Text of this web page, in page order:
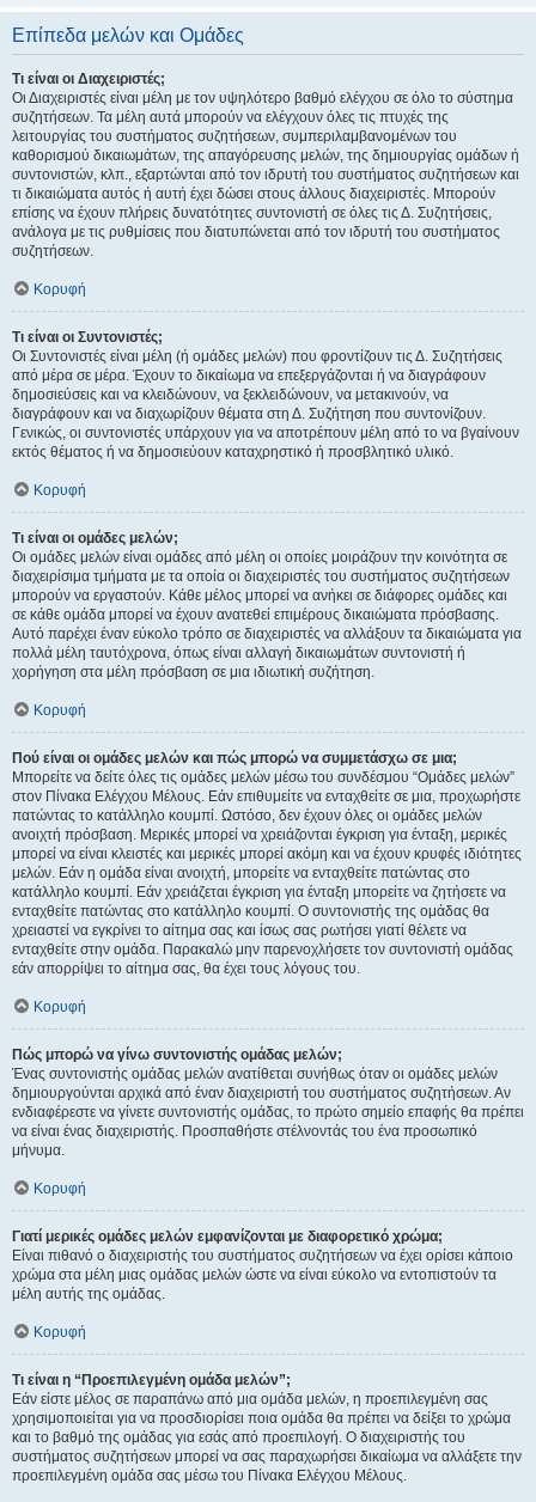
Επίπεδα μελών και Ομάδες
Τι είναι οι Διαχειριστές;
Οι Διαχειριστές είναι μέλη με τον υψηλότερο βαθμό ελέγχου σε όλο το σύστημα
συζητήσεων. Τα μέλη αυτά μπορούν να ελέγχουν όλες τις πτυχές της
λειτουργίας του συστήματος συζητήσεων, συμπεριλαμβανομένων του
καθορισμού δικαιωμάτων, της απαγόρευσης μελών, της δημιουργίας ομάδων ή
συντονιστών, κλπ., εξαρτώνται από τον ιδρυτή του συστήματος συζητήσεων και
τι δικαιώματα αυτός ή αυτή έχει δώσει στους άλλους διαχειριστές. Μπορούν
επίσης να έχουν πλήρεις δυνατότητες συντονιστή σε όλες τις Δ. Συζητήσεις,
ανάλογα με τις ρυθμίσεις που διατυπώνεται από τον ιδρυτή του συστήματος
συζητήσεων.
Κορυφή
Τι είναι οι Συντονιστές;
Οι Συντονιστές είναι μέλη (ή ομάδες μελών) που φροντίζουν τις Δ. Συζητήσεις
από μέρα σε μέρα. Έχουν το δικαίωμα να επεξεργάζονται ή να διαγράφουν
δημοσιεύσεις και να κλειδώνουν, να ξεκλειδώνουν, να μετακινούν, να
διαγράφουν και να διαχωρίζουν θέματα στη Δ. Συζήτηση που συντονίζουν.
Γενικώς, οι συντονιστές υπάρχουν για να αποτρέπουν μέλη από το να βγαίνουν
εκτός θέματος ή να δημοσιεύουν καταχρηστικό ή προσβλητικό υλικό.
Κορυφή
Τι είναι οι ομάδες μελών;
Οι ομάδες μελών είναι ομάδες από μέλη οι οποίες μοιράζουν την κοινότητα σε
διαχειρίσιμα τμήματα με τα οποία οι διαχειριστές του συστήματος συζητήσεων
μπορούν να εργαστούν. Κάθε μέλος μπορεί να ανήκει σε διάφορες ομάδες και
σε κάθε ομάδα μπορεί να έχουν ανατεθεί επιμέρους δικαιώματα πρόσβασης.
Αυτό παρέχει έναν εύκολο τρόπο σε διαχειριστές να αλλάξουν τα δικαιώματα για
πολλά μέλη ταυτόχρονα, όπως είναι αλλαγή δικαιωμάτων συντονιστή ή
χορήγηση στα μέλη πρόσβαση σε μια ιδιωτική συζήτηση.
Κορυφή
Πού είναι οι ομάδες μελών και πώς μπορώ να συμμετάσχω σε μια;
Μπορείτε να δείτε όλες τις ομάδες μελών μέσω του συνδέσμου “Ομάδες μελών”
στον Πίνακα Ελέγχου Μέλους. Εάν επιθυμείτε να ενταχθείτε σε μια, προχωρήστε
πατώντας το κατάλληλο κουμπί. Ωστόσο, δεν έχουν όλες οι ομάδες μελών
ανοιχτή πρόσβαση. Μερικές μπορεί να χρειάζονται έγκριση για ένταξη, μερικές
μπορεί να είναι κλειστές και μερικές μπορεί ακόμη και να έχουν κρυφές ιδιότητες
μελών. Εάν η ομάδα είναι ανοιχτή, μπορείτε να ενταχθείτε πατώντας στο
κατάλληλο κουμπί. Εάν χρειάζεται έγκριση για ένταξη μπορείτε να ζητήσετε να
ενταχθείτε πατώντας στο κατάλληλο κουμπί. Ο συντονιστής της ομάδας θα
χρειαστεί να εγκρίνει το αίτημα σας και ίσως σας ρωτήσει γιατί θέλετε να
ενταχθείτε στην ομάδα. Παρακαλώ μην παρενοχλήσετε τον συντονιστή ομάδας
εάν απορρίψει το αίτημα σας, θα έχει τους λόγους του.
Κορυφή
Πώς μπορώ να γίνω συντονιστής ομάδας μελών;
Ένας συντονιστής ομάδας μελών ανατίθεται συνήθως όταν οι ομάδες μελών
δημιουργούνται αρχικά από έναν διαχειριστή του συστήματος συζητήσεων. Αν
ενδιαφέρεστε να γίνετε συντονιστής ομάδας, το πρώτο σημείο επαφής θα πρέπει
να είναι ένας διαχειριστής. Προσπαθήστε στέλνοντάς του ένα προσωπικό
μήνυμα.
Κορυφή
Γιατί μερικές ομάδες μελών εμφανίζονται με διαφορετικό χρώμα;
Είναι πιθανό ο διαχειριστής του συστήματος συζητήσεων να έχει ορίσει κάποιο
χρώμα στα μέλη μιας ομάδας μελών ώστε να είναι εύκολο να εντοπιστούν τα
μέλη αυτής της ομάδας.
Κορυφή
Τι είναι η “Προεπιλεγμένη ομάδα μελών”;
Εάν είστε μέλος σε παραπάνω από μια ομάδα μελών, η προεπιλεγμένη σας
χρησιμοποιείται για να προσδιορίσει ποια ομάδα θα πρέπει να δείξει το χρώμα
και το βαθμό της ομάδας για εσάς από προεπιλογή. Ο διαχειριστής του
συστήματος συζητήσεων μπορεί να σας παραχωρήσει δικαίωμα να αλλάξετε την
προεπιλεγμένη ομάδα σας μέσω του Πίνακα Ελέγχου Μέλους.